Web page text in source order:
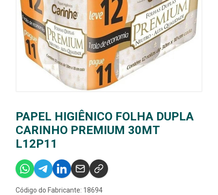
PAPEL HIGIÊNICO FOLHA DUPLA
CARINHO PREMIUM 30MT
L12P11
Código do Fabricante: 18694